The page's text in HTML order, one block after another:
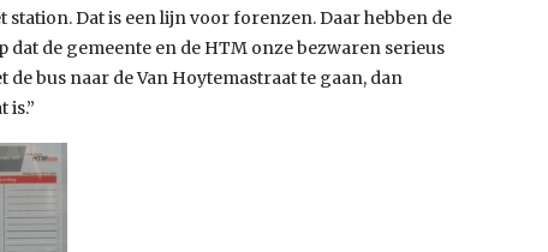
station. Dat is een lijn voor forenzen. Daar hebben de
dat de gemeente en de HTM onze bezwaren serieus
bus naar de Van Hoytemastraat te gaan, dan
is.”